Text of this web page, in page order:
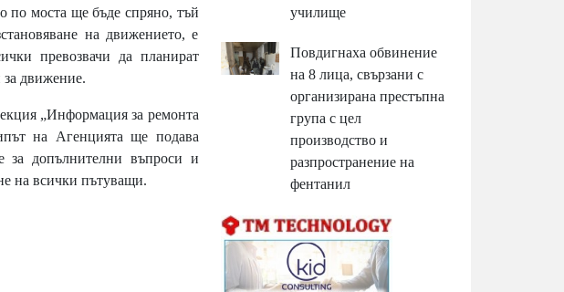
по моста ще бъде спряно, тъй
на движението, е
превозвачи да планират
за движение.
„Информация за ремонта
на Агенцията ще подава
за допълнителни въпроси и
на всички пътуващи.
училище
Повдигнаха обвинение
на 8 лица, свързани с
организирана престъпна
група с цел
производство и
разпространение на
фентанил